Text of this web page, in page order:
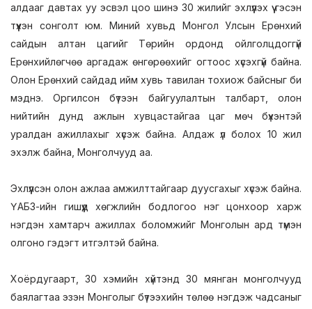
алдааг давтах уу эсвэл цоо шинэ 30 жилийг эхлүүлэх үү гэсэн
түүхэн сонголт юм. Миний хувьд Монгол Улсын Ерөнхий
сайдын алтан цагийг Төрийн ордонд ойлголцдоггүй
Ерөнхийлөгчөө аргадаж өнгөрөөхийг огтоос хүсэхгүй байна.
Олон Ерөнхий сайдад ийм хувь тавилан тохиож байсныг би
мэднэ. Оргилсон бүтээн байгуулалтын талбарт, олон
нийтийн дунд ажлын хувцастайгаа цаг мөч бүхэнтэй
уралдан ажиллахыг хүсэж байна. Алдаж үл болох 10 жил
эхэлж байна, Монголчууд аа.
Эхлүүлсэн олон ажлаа амжилттайгаар дуусгахыг хүсэж байна.
ҮАБЗ-ийн гишүүд хөгжлийн бодлогоо нэг цонхоор харж
нэгдэн хамтарч ажиллах боломжийг Монголын ард түмэн
олгоно гэдэгт итгэлтэй байна.
Хоёрдугаарт, 30 хэмийн хүйтэнд 30 мянган монголчууд
баялагтаа эзэн Монголыг бүтээхийн төлөө нэгдэж чадсаныг